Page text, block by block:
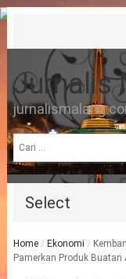
Jurnalis
Cari
untuk:
Select
Home / Ekonomi /
Pamerkan Produk